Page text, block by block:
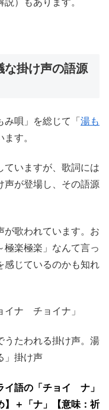
な掛け声の語源
み唄」を総じて「 湯も
す。
ていますが、歌詞には
声が登場し、その語源
が歌われています。お
極楽極楽」なんて言っ
感じているのかも知れ
イナ チョイナ」
たわれる掛け声。湯
」掛け声
語の「チョイ ナ」
】＋「ナ」【意味：祈